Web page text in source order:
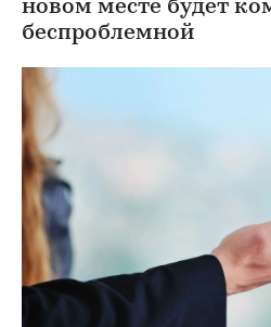
новом месте будет
беспроблемной